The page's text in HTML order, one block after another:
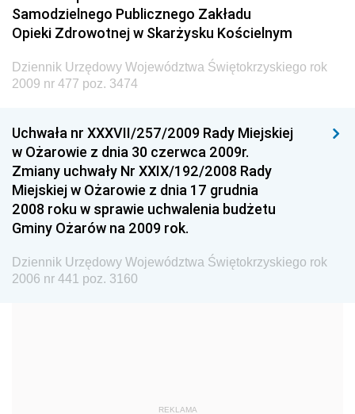
Dziennik Urzędowy Ministra Transportu
Dziennik Urzędowy Ministra Budownictwa
Dziennik Urzędowy Ministra Nauki i Szkolnictwa
Dziennik Urzędowy Głównego Urzędu Miar
Dziennik Urzędowy Ministra Rolnictwa i Rozwoju Wsi
Dziennik Urzędowy Ministra Edukacji Narodowej i
Sportu
Dziennik Urzędowy Ministra Edukacji i Nauki
Dziennik Urzędowy Ministra Edukacji Narodowej
Dziennik Urzędowy Ministra Gospodarki Morskiej
Dziennik Urzędowy Ministra Kultury i Dziedzictwa
Samodzielnego Publicznego Zakładu
Opieki Zdrowotnej w Skarżysku Kościelnym
Dziennik Urzędowy Województwa Świętokrzyskiego rok
2009 nr 477 poz. 3474
Uchwała nr XXXVII/257/2009 Rady Miejskiej
w Ożarowie z dnia 30 czerwca 2009r.
Zmiany uchwały Nr XXIX/192/2008 Rady
Miejskiej w Ożarowie z dnia 17 grudnia
2008 roku w sprawie uchwalenia budżetu
Gminy Ożarów na 2009 rok.
Dziennik Urzędowy Województwa Świętokrzyskiego rok
2006 nr 441 poz. 3160
REKLAMA